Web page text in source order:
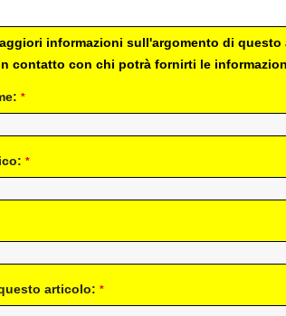
informazioni sull'argomento di
contatto con chi potrà fornirti le
*
*
articolo: *